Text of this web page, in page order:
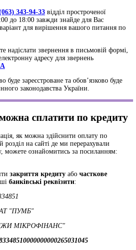
343-94-33 відділ простроченої
до 18:00 завжди знайде для Вас
для вирішення вашого питання по
надіслати звернення в письмовій формі,
адресу для звернень
буде зареєстроване та обов’язково буде
законодавства України.
сплатити по кредиту
як можна здійснити оплату по
розділ на сайті де ми перерахували
можете ознайомитись за посиланням:
закриття кредиту або часткове
банківські реквізити:
АТ "ПУМБ"
МІКРОФІНАНС"